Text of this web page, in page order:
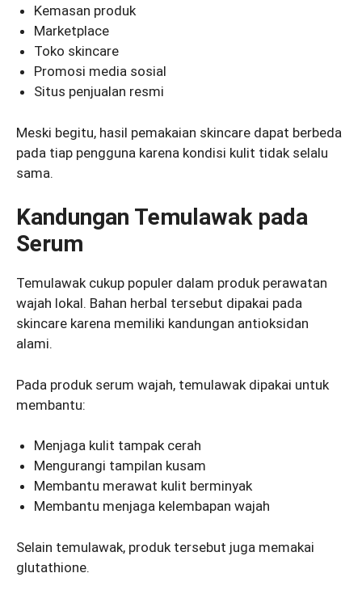
Kemasan produk
Marketplace
Toko skincare
Promosi media sosial
Situs penjualan resmi
Meski begitu, hasil pemakaian skincare dapat berbeda
pada tiap pengguna karena kondisi kulit tidak selalu
sama.
Kandungan Temulawak pada
Serum
Temulawak cukup populer dalam produk perawatan
wajah lokal. Bahan herbal tersebut dipakai pada
skincare karena memiliki kandungan antioksidan
alami.
Pada produk serum wajah, temulawak dipakai untuk
membantu:
Menjaga kulit tampak cerah
Mengurangi tampilan kusam
Membantu merawat kulit berminyak
Membantu menjaga kelembapan wajah
Selain temulawak, produk tersebut juga memakai
glutathione.